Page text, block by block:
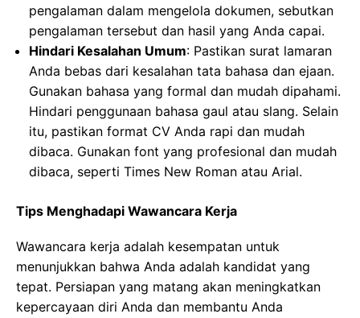
pengalaman dalam mengelola dokumen, sebutkan
pengalaman tersebut dan hasil yang Anda capai.
Hindari Kesalahan Umum: Pastikan surat lamaran
Anda bebas dari kesalahan tata bahasa dan ejaan.
Gunakan bahasa yang formal dan mudah dipahami.
Hindari penggunaan bahasa gaul atau slang. Selain
itu, pastikan format CV Anda rapi dan mudah
dibaca. Gunakan font yang profesional dan mudah
dibaca, seperti Times New Roman atau Arial.
Tips Menghadapi Wawancara Kerja
Wawancara kerja adalah kesempatan untuk
menunjukkan bahwa Anda adalah kandidat yang
tepat. Persiapan yang matang akan meningkatkan
kepercayaan diri Anda dan membantu Anda